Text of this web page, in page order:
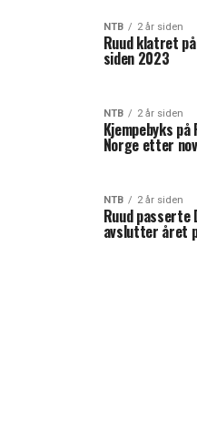
NTB 2 år siden
Ruud klatret
siden 2023
NTB 2 år siden
Kjempebyks
Norge etter
NTB 2 år siden
Ruud passerte
avslutter året